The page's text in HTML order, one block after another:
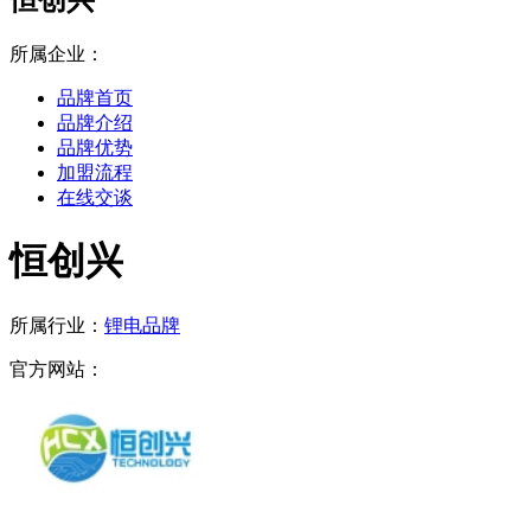
所属企业：
品牌首页
品牌介绍
品牌优势
加盟流程
在线交谈
恒创兴
所属行业： 锂电品牌
官方网站：